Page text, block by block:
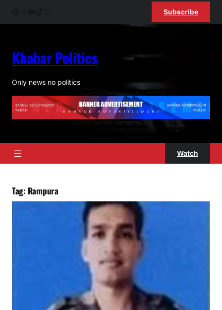
Subscribe
Khabar Politics
Only news no politics
Watch
Tag: Rampura